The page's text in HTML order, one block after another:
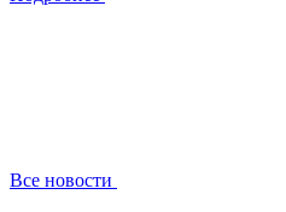
Все новости